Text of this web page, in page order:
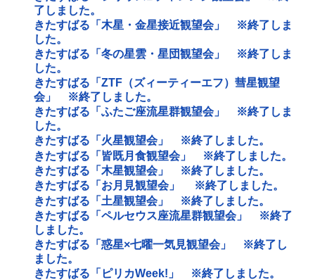
了しました。
きたすばる「木星・金星接近観望会」 ※終了しま
した。
きたすばる「冬の星雲・星団観望会」 ※終了しま
した。
きたすばる「ZTF（ズィーティーエフ）彗星観望
会」 ※終了しました。
きたすばる「ふたご座流星群観望会」 ※終了しま
した。
きたすばる「火星観望会」 ※終了しました。
きたすばる「皆既月食観望会」 ※終了しました。
きたすばる「木星観望会」 ※終了しました。
きたすばる「お月見観望会」 ※終了しました。
きたすばる「土星観望会」 ※終了しました。
きたすばる「ペルセウス座流星群観望会」 ※終了
しました。
きたすばる「惑星×七曜一気見観望会」 ※終了し
ました。
きたすばる「ピリカWeek!」 ※終了しました。